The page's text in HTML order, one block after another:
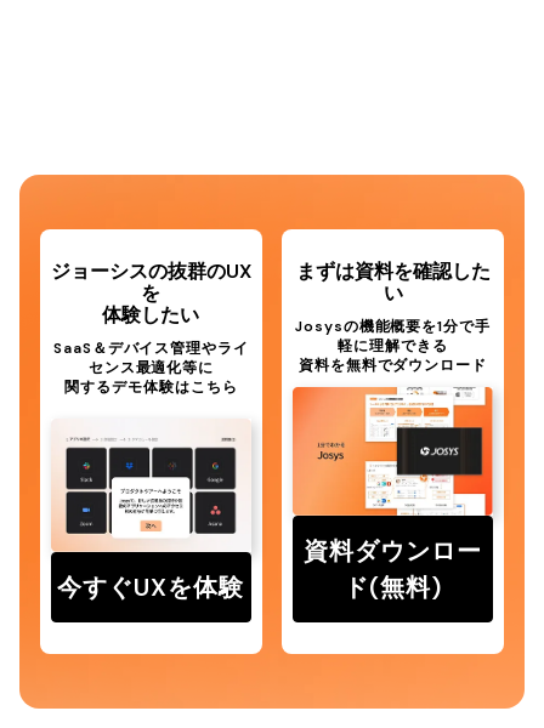
ジョーシスの抜群のUX
を
体験したい
SaaS＆デバイス管理やライ
センス最適化等に
関するデモ体験はこちら
今すぐUXを体験
まずは資料を確認した
い
Josysの機能概要を1分で手
軽に理解できる
資料を無料でダウンロード
資料ダウンロー
ド(無料)